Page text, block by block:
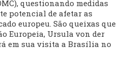
questionando medidas
potencial de afetar as
europeu. São queixas que
Europeia, Ursula von der
em sua visita a Brasília no